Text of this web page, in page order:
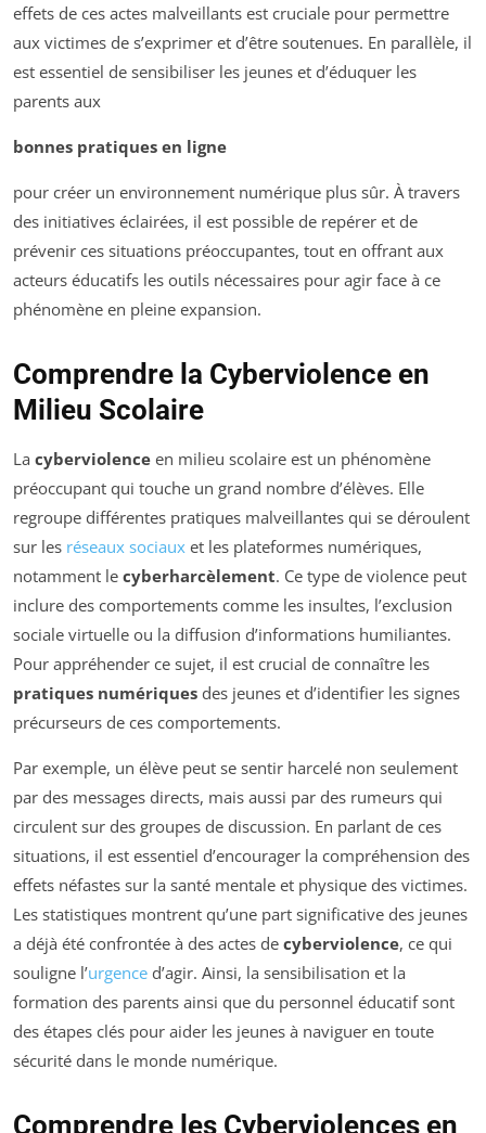
effets de ces actes malveillants est cruciale pour permettre
aux victimes de s’exprimer et d’être soutenues. En parallèle, il
est essentiel de sensibiliser les jeunes et d’éduquer les
parents aux
bonnes pratiques en ligne
pour créer un environnement numérique plus sûr. À travers
des initiatives éclairées, il est possible de repérer et de
prévenir ces situations préoccupantes, tout en offrant aux
acteurs éducatifs les outils nécessaires pour agir face à ce
phénomène en pleine expansion.
Comprendre la Cyberviolence en
Milieu Scolaire
La cyberviolence en milieu scolaire est un phénomène
préoccupant qui touche un grand nombre d’élèves. Elle
regroupe différentes pratiques malveillantes qui se déroulent
sur les réseaux sociaux et les plateformes numériques,
notamment le cyberharcèlement. Ce type de violence peut
inclure des comportements comme les insultes, l’exclusion
sociale virtuelle ou la diffusion d’informations humiliantes.
Pour appréhender ce sujet, il est crucial de connaître les
pratiques numériques des jeunes et d’identifier les signes
précurseurs de ces comportements.
Par exemple, un élève peut se sentir harcelé non seulement
par des messages directs, mais aussi par des rumeurs qui
circulent sur des groupes de discussion. En parlant de ces
situations, il est essentiel d’encourager la compréhension des
effets néfastes sur la santé mentale et physique des victimes.
Les statistiques montrent qu’une part significative des jeunes
a déjà été confrontée à des actes de cyberviolence, ce qui
souligne l’urgence d’agir. Ainsi, la sensibilisation et la
formation des parents ainsi que du personnel éducatif sont
des étapes clés pour aider les jeunes à naviguer en toute
sécurité dans le monde numérique.
Comprendre les Cyberviolences en